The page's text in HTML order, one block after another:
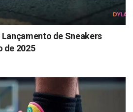
Lançamento de Sneakers
de 2025